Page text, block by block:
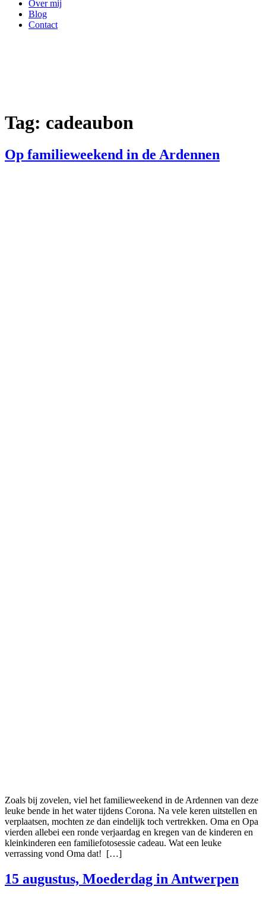
Over mij
Blog
Contact
Tag: cadeaubon
Op familieweekend in de Ardennen
Zoals bij zovelen, viel het familieweekend in de Ardennen van deze
leuke bende in het water tijdens Corona. Na vele keren uitstellen en
verplaatsen, mochten ze dan eindelijk toch vertrekken. Oma en Opa
vierden allebei een ronde verjaardag en kregen van de kinderen en
kleinkinderen een familiefotosessie cadeau. Wat een leuke
verrassing vond Oma dat! […]
15 augustus, Moederdag in Antwerpen